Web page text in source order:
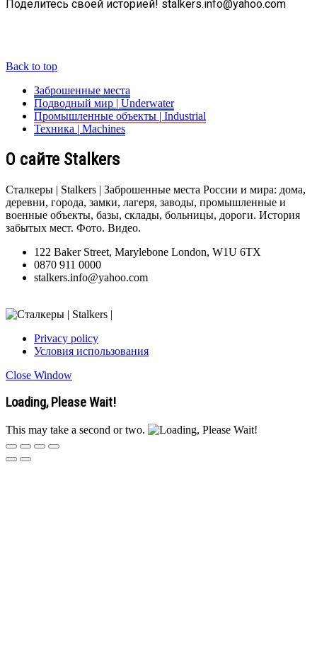
Поделитесь своей историей! stalkers.info@yahoo.com
Back to top
Заброшенные места
Подводный мир | Underwater
Промышленные объекты | Industrial
Техника | Machines
О сайте Stalkers
Сталкеры | Stalkers | Заброшенные места России и мира: дома,
деревни, города, замки, лагеря, заводы, промышленные и
военные объекты, базы, склады, больницы, дороги. История
забытых мест. Фото. Видео.
122 Baker Street, Marylebone London, W1U 6TX
0870 911 0000
stalkers.info@yahoo.com
Privacy policy
Условия использования
Close Window
Loading, Please Wait!
This may take a second or two.